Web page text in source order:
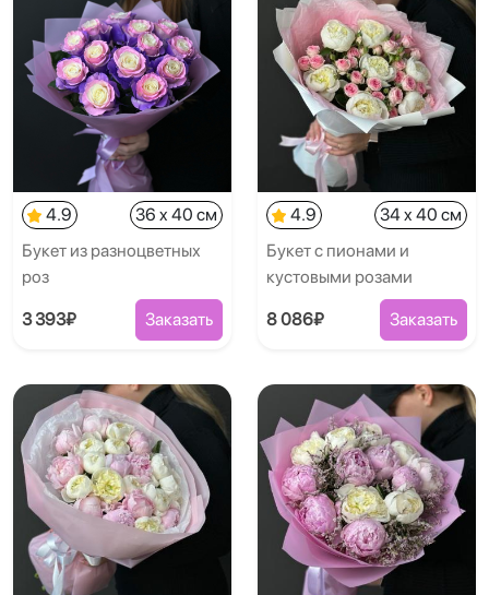
4.9
36 x 40 см
Букет из разноцветных
роз
3 393₽ Заказать
4.9
34 x 40 см
Букет с пионами и
кустовыми розами
8 086₽ Заказать